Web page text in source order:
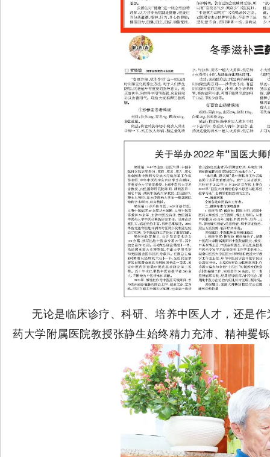
无论是临床诊疗、科研、培养中医人才，还是
药大学附属医院教授张静生始终精力充沛、精神矍